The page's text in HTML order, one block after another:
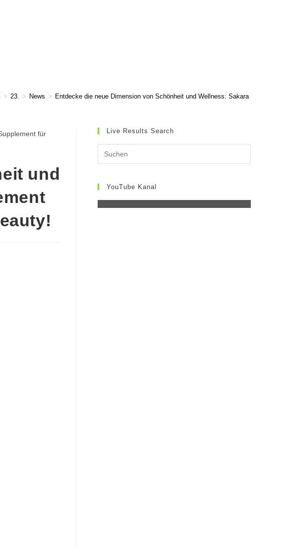
> 23. > News > Entdecke die neue Dimension von Schönheit und Wellness: Sakara bringt
und
Live Results Search
YouTube Kanal